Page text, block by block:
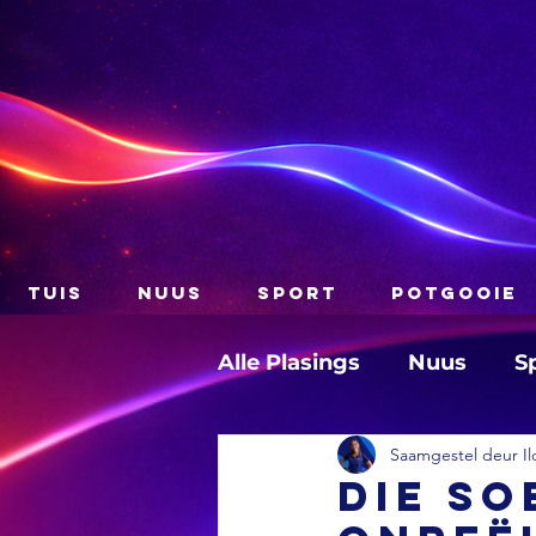
TUIS NUUS SPORT POTGOOIE
Alle Plasings Nuus
Die
Saamgestel deur